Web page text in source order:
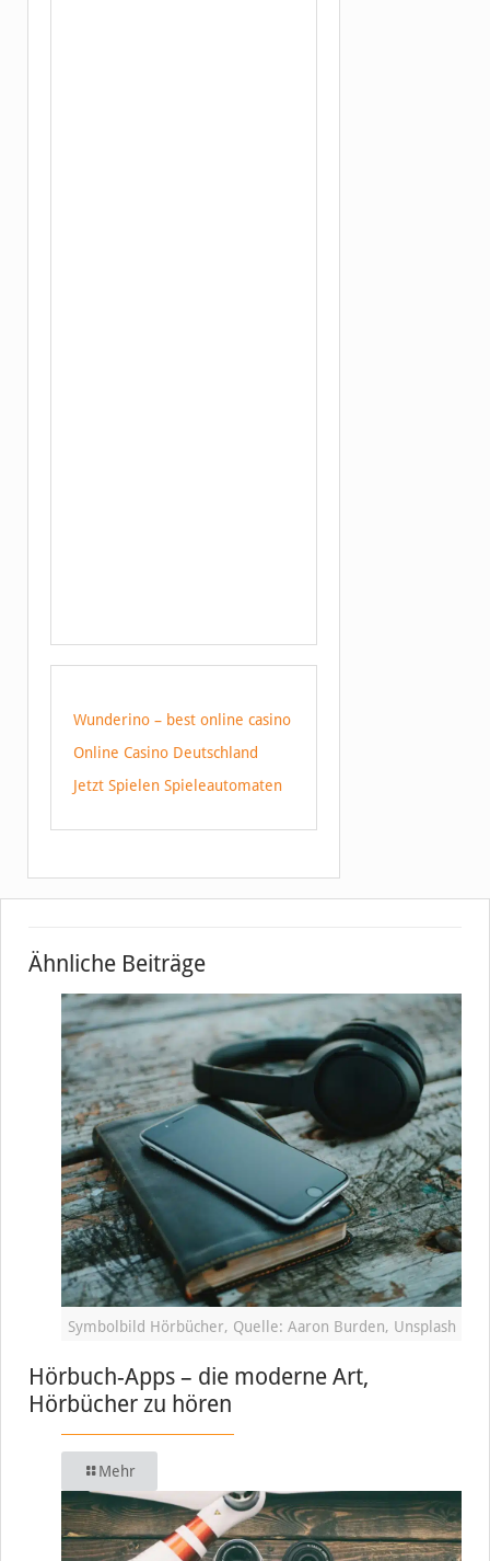
Wunderino – best online casino
Online Casino Deutschland
Jetzt Spielen Spieleautomaten
Ähnliche Beiträge
Symbolbild Hörbücher, Quelle: Aaron Burden, Unsplash
Hörbuch-Apps – die moderne Art,
Hörbücher zu hören
Mehr